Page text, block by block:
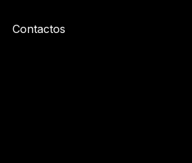
Contactos